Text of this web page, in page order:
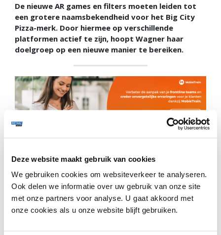
Deze website maakt gebruik van cookies
We gebruiken cookies om websiteverkeer te analyseren.
Ook delen we informatie over uw gebruik van onze site
met onze partners voor analyse. U gaat akkoord met
onze cookies als u onze website blijft gebruiken.
De nieuwe AR games en filters moeten leiden tot
een grotere naamsbekendheid voor het Big City
Pizza-merk. Door hiermee op verschillende
platformen actief te zijn, hoopt Wagner haar
doelgroep op een nieuwe manier te bereiken.
Augmented Reality (AR) games en filters gelanceerd
voor Wagner Big City Pizza. Deze nieuwe AR games
kunnen gespeeld worden door de QR-codes op
pizzadozen te scannen. Voor elke Big City Pizza is er
een aparte spelvariant beschikbaar, waardoor er naar
verschillende metropolen kan worden afgereisd. Elke